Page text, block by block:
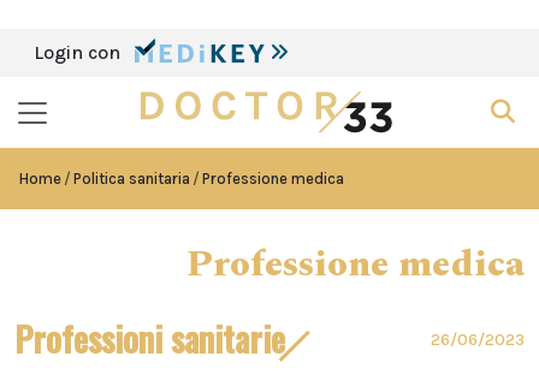
Login con
Home Politica sanitaria Professione medica
Professione medica
Professioni sanitarie 26/06/2023